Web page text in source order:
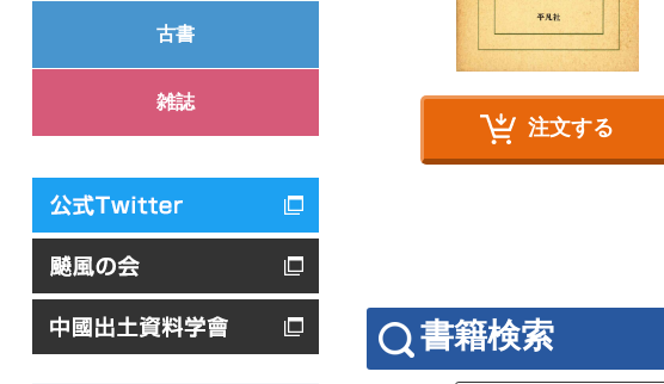
古書
雑誌
注文する
書籍検索